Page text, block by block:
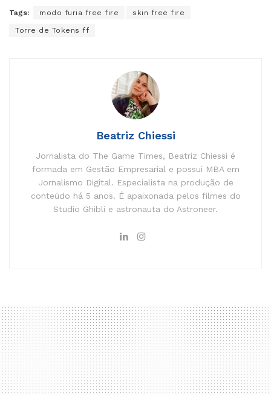
Tags: modo furia free fire skin free fire
Torre de Tokens ff
Beatriz Chiessi
Jornalista do The Game Times, Beatriz Chiessi é
formada em Gestão Empresarial e possui MBA em
Jornalismo Digital. Especialista na produção de
conteúdo há 5 anos. É apaixonada pelos filmes do
Studio Ghibli e astronauta do Astroneer.